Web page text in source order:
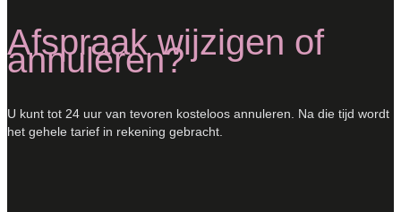
Afspraak wijzigen of
annuleren?
U kunt tot 24 uur van tevoren kosteloos annuleren. Na die tijd wordt
het gehele tarief in rekening gebracht.